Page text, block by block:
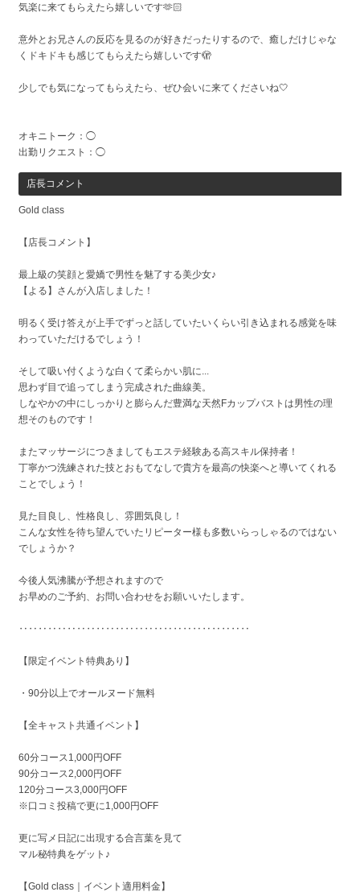
気楽に来てもらえたら嬉しいです🫶🏻
意外とお兄さんの反応を見るのが好きだったりするので、癒しだけじゃな
くドキドキも感じてもらえたら嬉しいです🫣
少しでも気になってもらえたら、ぜひ会いに来てくださいね🤍
オキニトーク：◯
出勤リクエスト：◯
店長コメント
Gold class
【店長コメント】
最上級の笑顔と愛嬌で男性を魅了する美少女♪
【よる】さんが入店しました！
明るく受け答えが上手でずっと話していたいくらい引き込まれる感覚を味
わっていただけるでしょう！
そして吸い付くような白くて柔らかい肌に...
思わず目で追ってしまう完成された曲線美。
しなやかの中にしっかりと膨らんだ豊満な天然Fカップバストは男性の理
想そのものです！
またマッサージにつきましてもエステ経験ある高スキル保持者！
丁寧かつ洗練された技とおもてなしで貴方を最高の快楽へと導いてくれる
ことでしょう！
見た目良し、性格良し、雰囲気良し！
こんな女性を待ち望んでいたリピーター様も多数いらっしゃるのではない
でしょうか？
今後人気沸騰が予想されますので
お早めのご予約、お問い合わせをお願いいたします。
‥‥‥‥‥‥‥‥‥‥‥‥‥‥‥‥‥‥‥‥‥‥‥‥
【限定イベント特典あり】
・90分以上でオールヌード無料
【全キャスト共通イベント】
60分コース1,000円OFF
90分コース2,000円OFF
120分コース3,000円OFF
※口コミ投稿で更に1,000円OFF
更に写メ日記に出現する合言葉を見て
マル秘特典をゲット♪
【Gold class｜イベント適用料金】